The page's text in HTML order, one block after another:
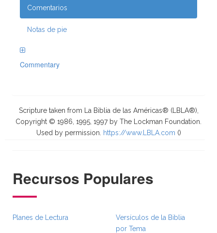
Comentarios
Notas de pie
Commentary
Scripture taken from La Biblia de las Américas® (LBLA®),
Copyright © 1986, 1995, 1997 by The Lockman Foundation.
Used by permission.
https://www.LBLA.com ()
Recursos Populares
Planes de Lectura
Versículos de la Biblia
por Tema